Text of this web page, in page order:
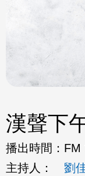
漢聲下
播出時間： FM
主持人：
劉